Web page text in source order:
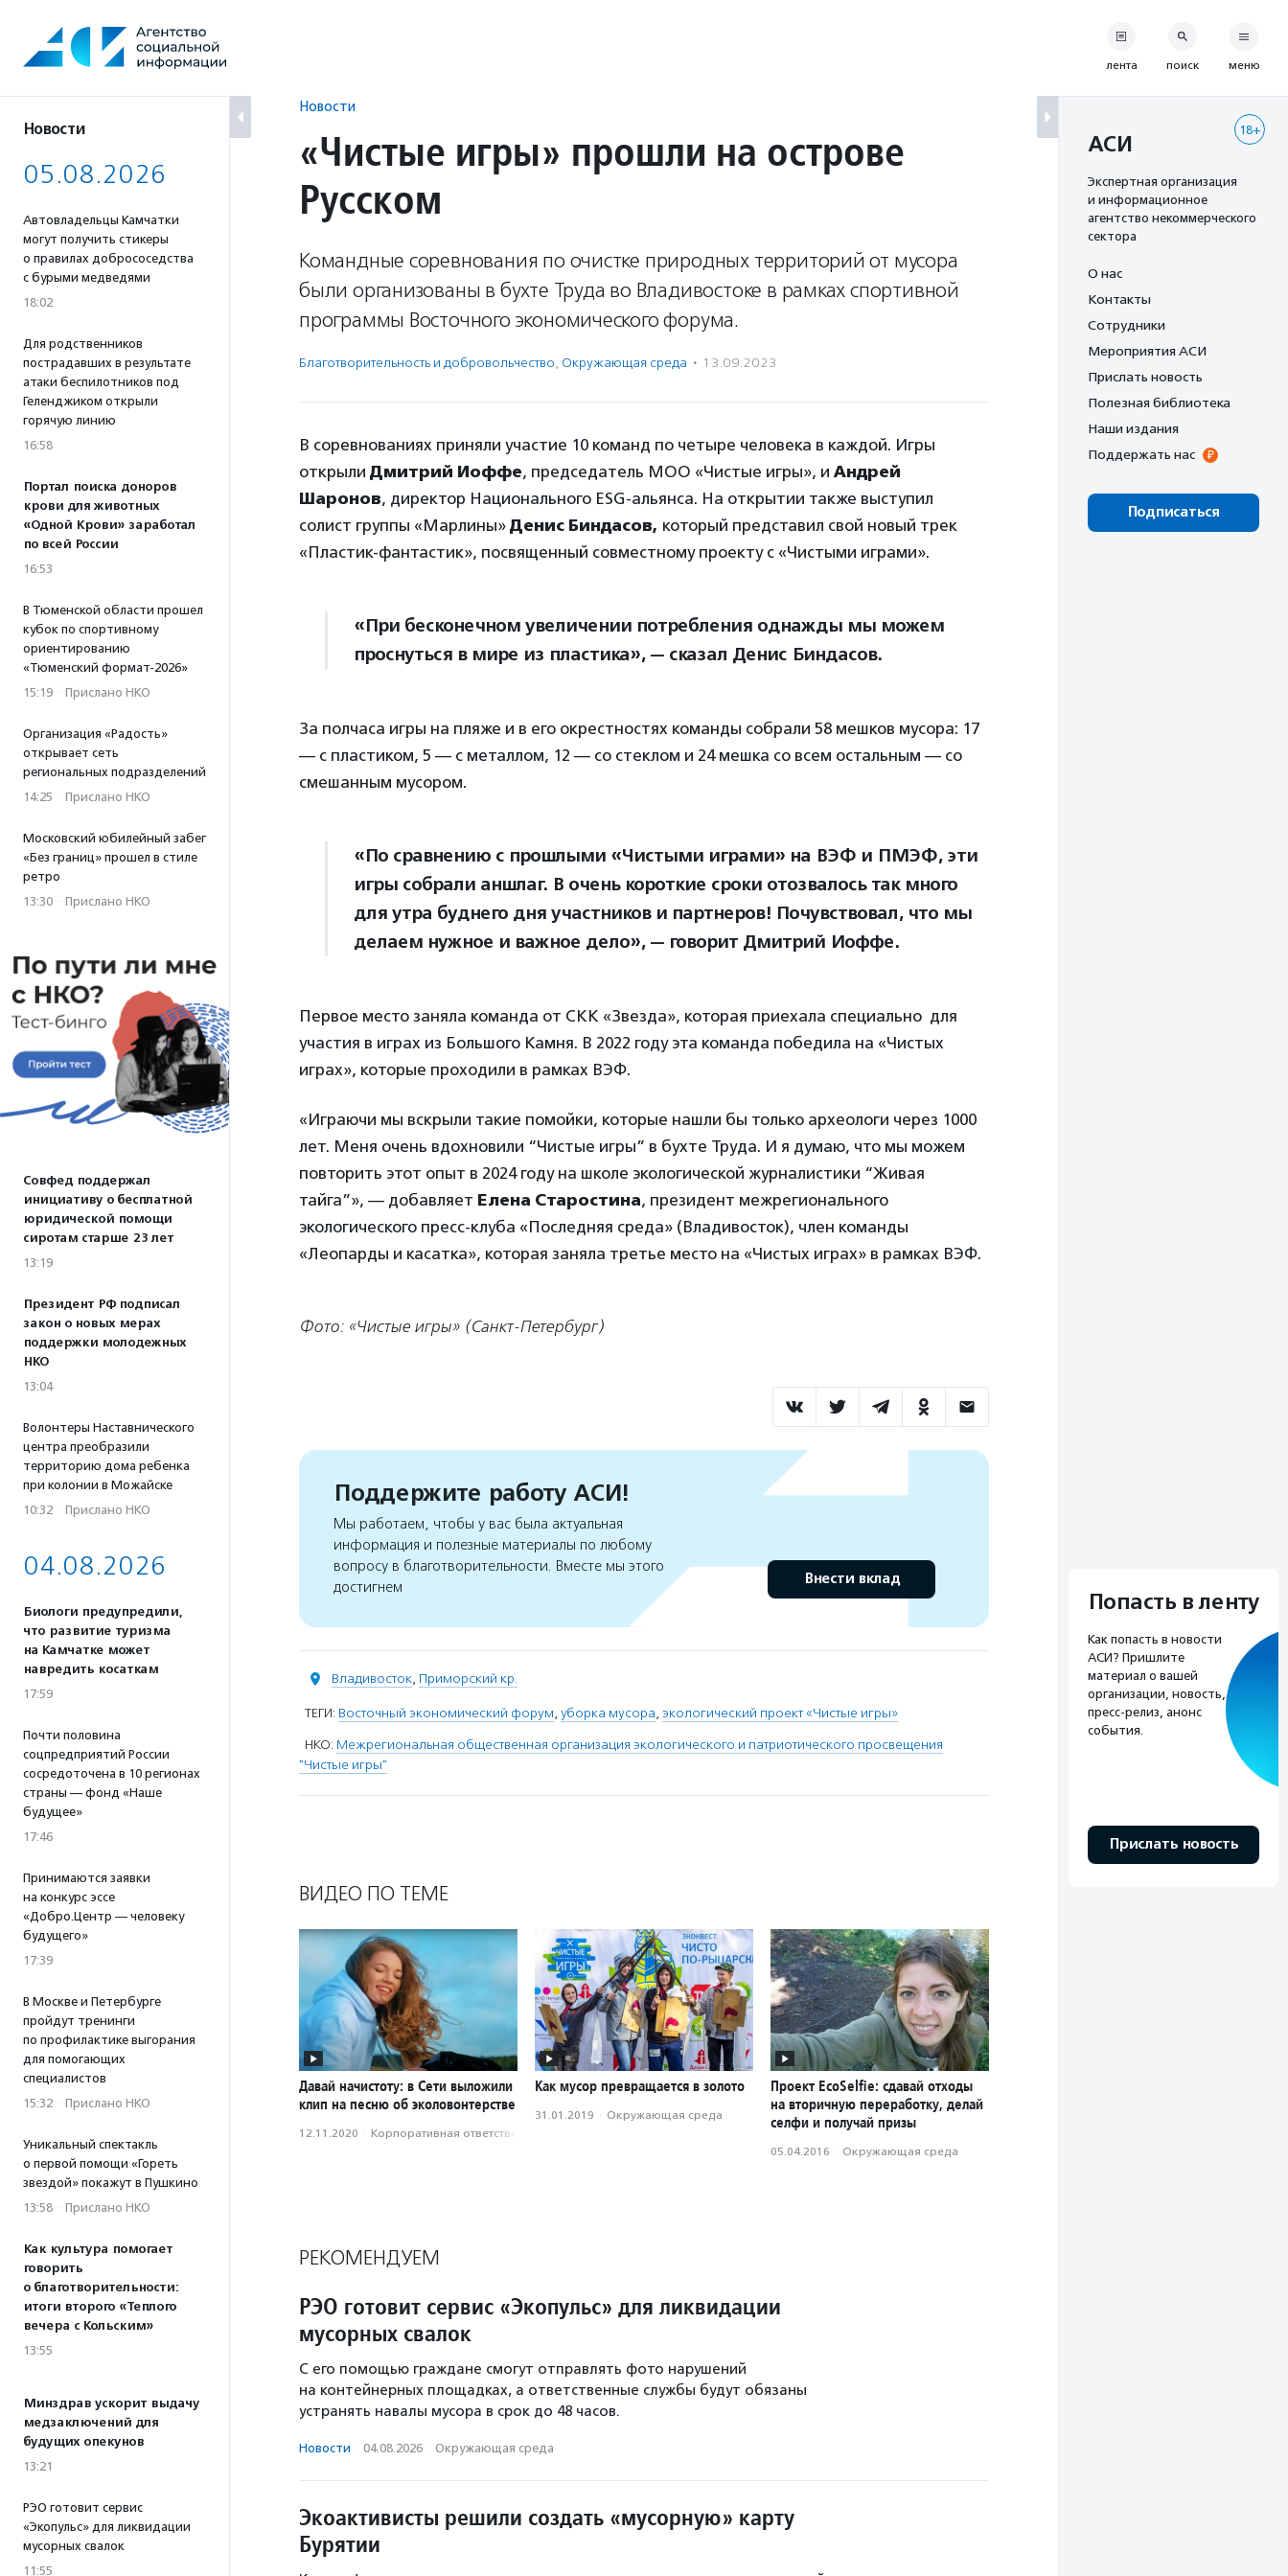
содержанию
Новости
05.08.2026
Автовладельцы Камчатки
могут получить стикеры
о правилах добрососедства
с бурыми медведями
18:02
Для родственников
пострадавших в результате
атаки беспилотников под
Геленджиком открыли
горячую линию
16:58
Портал поиска доноров
крови для животных
«Одной Крови» заработал
по всей России
16:53
В Тюменской области прошел
кубок по спортивному
ориентированию
«Тюменский формат-2026»
15:19 · Прислано НКО
Организация «Радость»
открывает сеть
региональных подразделений
14:25 · Прислано НКО
Московский юбилейный забег
«Без границ» прошел в стиле
ретро
13:30 · Прислано НКО
Совфед поддержал
инициативу о бесплатной
юридической помощи
сиротам старше 23 лет
13:19
Президент РФ подписал
закон о новых мерах
поддержки молодежных
НКО
13:04
Волонтеры Наставнического
центра преобразили
территорию дома ребенка
при колонии в Можайске
10:32 · Прислано НКО
04.08.2026
Биологи предупредили,
что развитие туризма
на Камчатке может
навредить косаткам
17:59
Почти половина
соцпредприятий России
сосредоточена в 10 регионах
страны — фонд «Наше
будущее»
17:46
Принимаются заявки
на конкурс эссе
«Добро.Центр — человеку
будущего»
17:39
В Москве и Петербурге
пройдут тренинги
по профилактике выгорания
для помогающих
специалистов
15:32 · Прислано НКО
Уникальный спектакль
о первой помощи «Гореть
звездой» покажут в Пушкино
13:58 · Прислано НКО
Как культура помогает
говорить
о благотворительности:
итоги второго «Теплого
вечера с Кольским»
13:55
Минздрав ускорит выдачу
медзаключений для
будущих опекунов
13:21
РЭО готовит сервис
«Экопульс» для ликвидации
мусорных свалок
11:55
Новости
«Чистые игры» прошли на острове
Русском
Командные соревнования по очистке природных территорий от мусора
были организованы в бухте Труда во Владивостоке в рамках спортивной
программы Восточного экономического форума.
Благотвори­тель­ность и доброволь­чест­во, Окружающая среда · 13.09.2023
В соревнованиях приняли участие 10 команд по четыре человека в каждой. Игры
открыли Дмитрий Иоффе, председатель МОО «Чистые игры», и Андрей
Шаронов, директор Национального ESG-альянса. На открытии также выступил
солист группы «Марлины» Денис Биндасов, который представил свой новый трек
«Пластик-фантастик», посвященный совместному проекту с «Чистыми играми».
«При бесконечном увеличении потребления однажды мы можем
проснуться в мире из пластика», — сказал Денис Биндасов.
За полчаса игры на пляже и в его окрестностях команды собрали 58 мешков мусора: 17
— с пластиком, 5 — с металлом, 12 — со стеклом и 24 мешка со всем остальным — со
смешанным мусором.
«По сравнению с прошлыми «Чистыми играми» на ВЭФ и ПМЭФ, эти
игры собрали аншлаг. В очень короткие сроки отозвалось так много
для утра буднего дня участников и партнеров! Почувствовал, что мы
делаем нужное и важное дело», — говорит Дмитрий Иоффе.
Первое место заняла команда от СКК «Звезда», которая приехала специально для
участия в играх из Большого Камня. В 2022 году эта команда победила на «Чистых
играх», которые проходили в рамках ВЭФ.
«Играючи мы вскрыли такие помойки, которые нашли бы только археологи через 1000
лет. Меня очень вдохновили “Чистые игры” в бухте Труда. И я думаю, что мы можем
повторить этот опыт в 2024 году на школе экологической журналистики “Живая
тайга”», — добавляет Елена Старостина, президент межрегионального
экологического пресс-клуба «Последняя среда» (Владивосток), член команды
«Леопарды и касатка», которая заняла третье место на «Чистых играх» в рамках ВЭФ.
Фото: «Чистые игры» (Санкт-Петербург)
Поддержите работу АСИ!
Мы работаем, чтобы у вас была актуальная
информация и полезные материалы по любому
вопросу в благотворительности. Вместе мы этого
достигнем
Внести вклад
Владивосток, Приморский кр.
ТЕГИ: Восточный экономический форум, уборка мусора, экологический проект «Чистые игры»
НКО: Межрегиональная общественная организация экологического и патриотического просвещения
"Чистые игры"
ВИДЕО ПО ТЕМЕ
Давай начистоту: в Сети выложили
клип на песню об эколовонтерстве
12.11.2020 · Корпоративная ответственность
Как мусор превращается в золото
31.01.2019 · Окружающая среда
Проект EcoSelfie: сдавай отходы
на вторичную переработку, делай
селфи и получай призы
05.04.2016 · Окружающая среда
РЕКОМЕНДУЕМ
РЭО готовит сервис «Экопульс» для ликвидации
мусорных свалок
С его помощью граждане смогут отправлять фото нарушений
на контейнерных площадках, а ответственные службы будут обязаны
устранять навалы мусора в срок до 48 часов.
Новости · 04.08.2026 · Окружающая среда
Экоактивисты решили создать «мусорную» карту
Бурятии
лента поиск меню
18+
АСИ
Экспертная организация
и информационное
агентство некоммерческого
сектора
О нас
Контакты
Сотрудники
Мероприятия АСИ
Прислать новость
Полезная библиотека
Наши издания
Поддержать нас
Подписаться
Попасть в ленту
Как попасть в новости
АСИ? Пришлите
материал о вашей
организации, новость,
пресс-релиз, анонс
события.
Прислать новость